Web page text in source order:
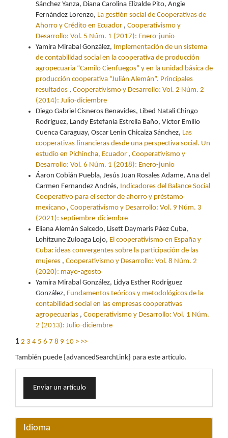
Sánchez Yanza, Diana Carolina Elizalde Pito, Angie
Fernández Lorenzo, La gestión social de Cooperativas de
Ahorro y Crédito en Ecuador , Cooperativismo y
Desarrollo: Vol. 5 Núm. 1 (2017): Enero-junio
Yamira Mirabal González, Implementación de un sistema
de contabilidad social en la cooperativa de producción
agropecuaria “Camilo Cienfuegos” y en la unidad básica de
producción cooperativa “Julián Alemán”. Principales
resultados , Cooperativismo y Desarrollo: Vol. 2 Núm. 2
(2014): Julio-diciembre
Diego Gabriel Cisneros Benavides, Libed Natali Chingo
Rodríguez, Landy Estefanía Estrella Baño, Víctor Emilio
Cuenca Caraguay, Oscar Lenin Chicaiza Sánchez, Las
cooperativas financieras desde una perspectiva social. Un
estudio en Pichincha, Ecuador , Cooperativismo y
Desarrollo: Vol. 6 Núm. 1 (2018): Enero-junio
Áaron Cobián Puebla, Jesús Juan Rosales Adame, Ana del
Carmen Fernandez Andrés, Indicadores del Balance Social
Cooperativo para el sector de ahorro y préstamo
mexicano , Cooperativismo y Desarrollo: Vol. 9 Núm. 3
(2021): septiembre-diciembre
Eliana Alemán Salcedo, Lisett Daymaris Páez Cuba,
Lohitzune Zuloaga Lojo, El cooperativismo en España y
Cuba: ideas convergentes sobre la participación de las
mujeres , Cooperativismo y Desarrollo: Vol. 8 Núm. 2
(2020): mayo-agosto
Yamira Mirabal González, Lidya Esther Rodríguez
González, Fundamentos teóricos y metodológicos de la
contabilidad social en las empresas cooperativas
agropecuarias , Cooperativismo y Desarrollo: Vol. 1 Núm.
2 (2013): Julio-diciembre
1 2 3 4 5 6 7 8 9 10 > >>
También puede {advancedSearchLink} para este artículo.
Enviar
unEnviar un artículo
Idioma